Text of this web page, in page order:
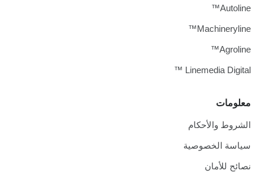
معلومات
الشروط والأحكام
سياسة الخصوصية
نصائح للأمان
Autoline™
Machineryline™
Agroline™
Linemedia Digital ™